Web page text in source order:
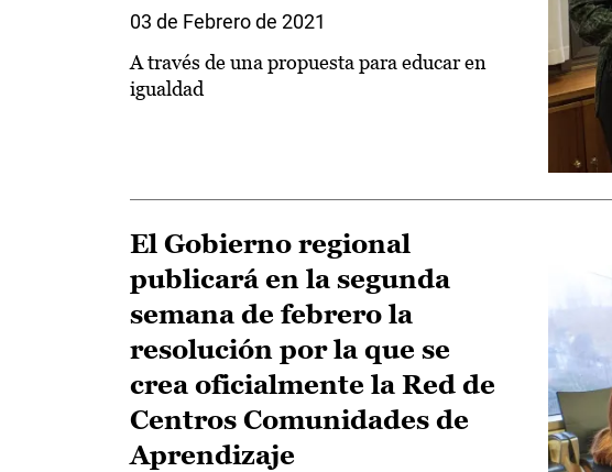
03 de Febrero de 2021
A través de una propuesta para educar en
igualdad
El Gobierno regional
publicará en la segunda
semana de febrero la
resolución por la que se
crea oficialmente la Red de
Centros Comunidades de
Aprendizaje